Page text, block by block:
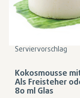
Serviervorschlag
Kokosmousse
Als Freisteher
80 ml Glas